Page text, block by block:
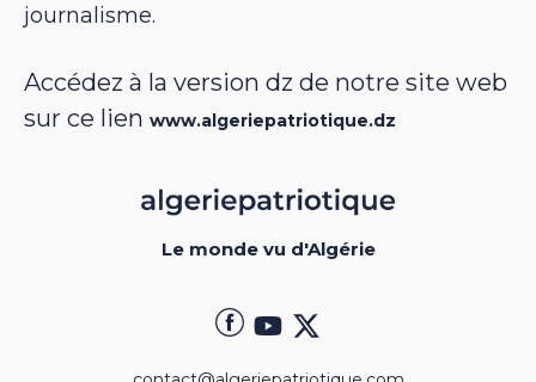
journalisme.
Accédez à la version dz de notre site web
sur ce lien www.algeriepatriotique.dz
Le monde vu d'Algérie